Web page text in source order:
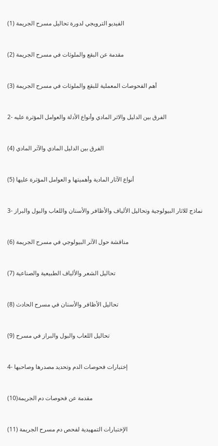
(1) الفيديو الترويجي لدورة تحاليل مسرح الجريمة
(2) مقدمة عن البقع والملوثات في مسرح الجريمة
(3) أهم الفحوصات المعملية للبقع والملوثات في مسرح الجريمة
2- الفرق بين الدليل والاثر المادي وأنواع الأدلة والعوامل المؤثرة عليه
(4) الفرق بين الدليل المادي والآثر المادي
(5) أنواع الآثار المادية وأهميتها و العوامل المؤثرة عليها
3- نماذج للاثار البيولوجية وتحاليل الألياف والأظافر والأسنان واللعاب والبول والبراز
(6) مناقشة حول الآثر البيولوجي في مسرح الجريمة
(7) تحاليل الشعر والألياف الطبيعية والصناعية
(8) تحاليل الأظافر والأسنان في مسرح الحادث
(9) تحاليل اللعاب والبول والبراز في مسرح
4- إختبارات فحوصات الدم وتحديد مصدرها وصاحبها
(10)مقدمة عن فحوصات دم الجريمة
(11) الإختبارات التمهيدية لفحص دم مسرح الجريمة